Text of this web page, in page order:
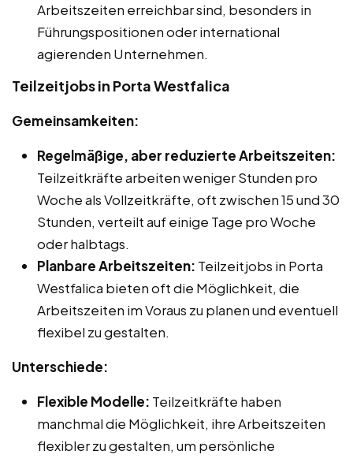
Arbeitszeiten erreichbar sind, besonders in
Führungspositionen oder international
agierenden Unternehmen.
Teilzeitjobs in Porta Westfalica
Gemeinsamkeiten:
Regelmäßige, aber reduzierte Arbeitszeiten:
Teilzeitkräfte arbeiten weniger Stunden pro
Woche als Vollzeitkräfte, oft zwischen 15 und 30
Stunden, verteilt auf einige Tage pro Woche
oder halbtags.
Planbare Arbeitszeiten: Teilzeitjobs in Porta
Westfalica bieten oft die Möglichkeit, die
Arbeitszeiten im Voraus zu planen und eventuell
flexibel zu gestalten.
Unterschiede:
Flexible Modelle: Teilzeitkräfte haben
manchmal die Möglichkeit, ihre Arbeitszeiten
flexibler zu gestalten, um persönliche